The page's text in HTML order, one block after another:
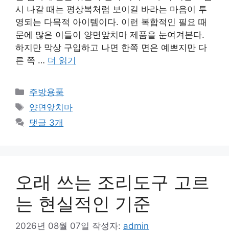
시 나갈 때는 평상복처럼 보이길 바라는 마음이 투
영되는 다목적 아이템이다. 이런 복합적인 필요 때
문에 많은 이들이 양면앞치마 제품을 눈여겨본다.
하지만 막상 구입하고 나면 한쪽 면은 예쁘지만 다
른 쪽 … 더 읽기
카
테
고
리
주방용품
태
그
양면앞치마
댓글 3개
오래 쓰는 조리도구 고르
는 현실적인 기준
2026년 08월 07일 작성자: admin